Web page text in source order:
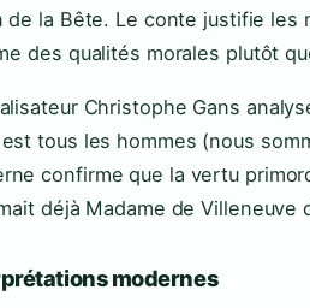
de la Bête. Le conte justifie les
des qualités morales plutôt
Christophe Gans
tous les hommes (nous
confirme que la vertu
déjà Madame de
modernes